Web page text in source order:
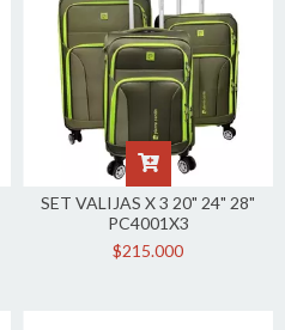
SET VALIJAS X 3 20" 24" 28"
PC4001X3
$215.000